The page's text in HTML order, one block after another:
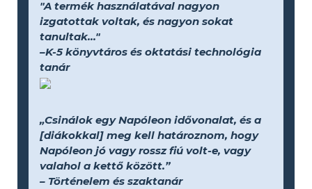
"A termék használatával nagyon
izgatottak voltak, és nagyon sokat
tanultak..."
–K-5 könyvtáros és oktatási technológia
tanár
„Csinálok egy Napóleon idővonalat, és a
[diákokkal] meg kell határoznom, hogy
Napóleon jó vagy rossz fiú volt-e, vagy
valahol a kettő között.”
– Történelem és szaktanár